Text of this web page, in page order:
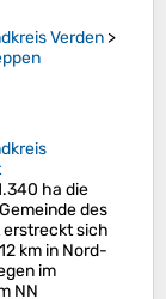
Verden >
ha die
des
erstreckt sich
km in Nord-
im
NN